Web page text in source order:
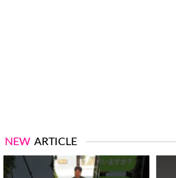
NEW ARTICLE